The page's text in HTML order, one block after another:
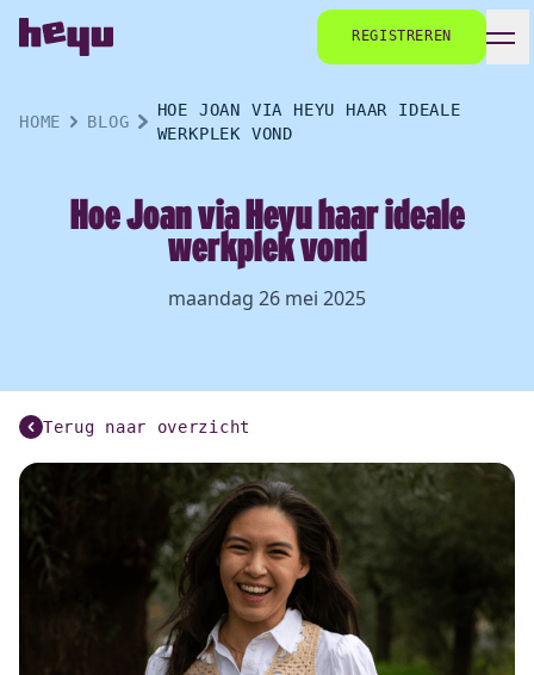
REGISTREREN
HOME BLOG
HOE JOAN VIA HEYU HAAR IDEALE
WERKPLEK VOND
Hoe Joan via Heyu haar ideale
werkplek vond
maandag 26 mei 2025
Terug naar overzicht